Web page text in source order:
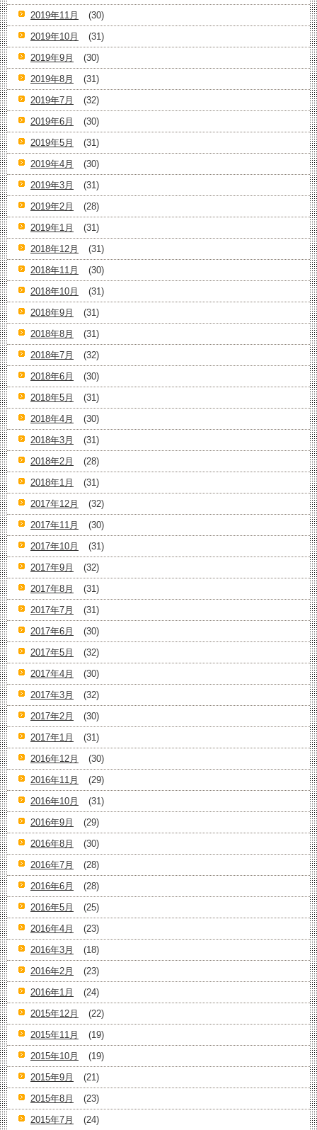
2019年11月
(30)
2019年10月
(31)
2019年9月
(30)
2019年8月
(31)
2019年7月
(32)
2019年6月
(30)
2019年5月
(31)
2019年4月
(30)
2019年3月
(31)
2019年2月
(28)
2019年1月
(31)
2018年12月
(31)
2018年11月
(30)
2018年10月
(31)
2018年9月
(31)
2018年8月
(31)
2018年7月
(32)
2018年6月
(30)
2018年5月
(31)
2018年4月
(30)
2018年3月
(31)
2018年2月
(28)
2018年1月
(31)
2017年12月
(32)
2017年11月
(30)
2017年10月
(31)
2017年9月
(32)
2017年8月
(31)
2017年7月
(31)
2017年6月
(30)
2017年5月
(32)
2017年4月
(30)
2017年3月
(32)
2017年2月
(30)
2017年1月
(31)
2016年12月
(30)
2016年11月
(29)
2016年10月
(31)
2016年9月
(29)
2016年8月
(30)
2016年7月
(28)
2016年6月
(28)
2016年5月
(25)
2016年4月
(23)
2016年3月
(18)
2016年2月
(23)
2016年1月
(24)
2015年12月
(22)
2015年11月
(19)
2015年10月
(19)
2015年9月
(21)
2015年8月
(23)
2015年7月
(24)